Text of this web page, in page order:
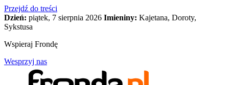
Przejdź do treści
Dzień: piątek, 7 sierpnia 2026 Imieniny: Kajetana, Doroty,
Sykstusa
Wspieraj Frondę
Wesprzyj nas